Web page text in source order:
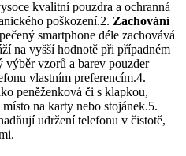
kvalitní pouzdra a ochranná
poškození.2. Zachování
smartphone déle zachovává
na vyšší hodnotě při případném
výběr vzorů a barev pouzder
vlastním preferencím.4.
peněženková či s klapkou,
na karty nebo stojánek.5.
udržení telefonu v čistotě,